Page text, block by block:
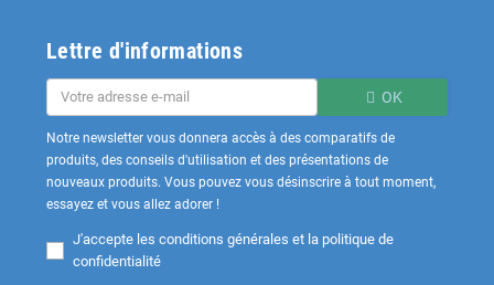
Lettre d'informations
OK
Notre newsletter vous donnera accès à des comparatifs de
produits, des conseils d'utilisation et des présentations de
nouveaux produits. Vous pouvez vous désinscrire à tout moment,
essayez et vous allez adorer !
J'accepte les conditions générales et la politique de
confidentialité